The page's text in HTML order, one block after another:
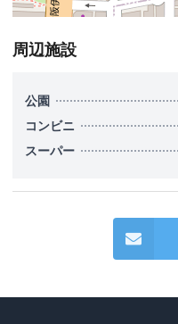
周辺施設
公園
コンビニ
スーパー